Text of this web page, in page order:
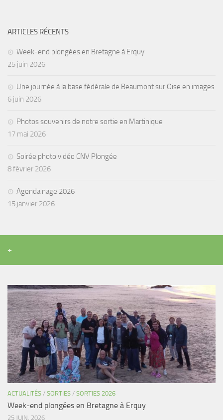
NAGE
Agenda
Résultats Compétitions
Section Matériel
ARTICLES RÉCENTS
Week-end plongées en Bretagne à Erquy
25 juin 2026
Une journée à la base fédérale de Beaumont sur Oise en images
6 juin 2026
Photos souvenirs de notre sortie en Martinique
17 mai 2026
Soirée photo vidéo CNV Plongée
8 février 2026
Agenda nage 2026
15 janvier 2026
+
ACTUALITÉS / SORTIES / SORTIES 2026
Week-end plongées en Bretagne à Erquy
25 JUIN, 2026